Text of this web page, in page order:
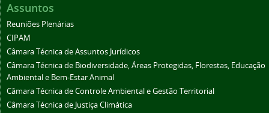
Assuntos
Reuniões Plenárias
CIPAM
Câmara Técnica de Assuntos Jurídicos
Câmara Técnica de Biodiversidade, Áreas Protegidas, Florestas, Educação
Ambiental e Bem-Estar Animal
Câmara Técnica de Controle Ambiental e Gestão Territorial
Câmara Técnica de Justiça Climática